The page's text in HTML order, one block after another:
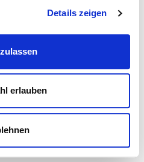
Details zeigen
erlauben